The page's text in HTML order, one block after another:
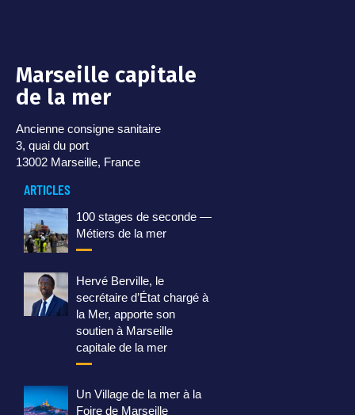
Marseille capitale
de la mer
Ancienne consigne sanitaire
3, quai du port
13002 Marseille, France
ARTICLES
100 stages de seconde —
Métiers de la mer
Hervé Berville, le
secrétaire d’État chargé à
la Mer, apporte son
soutien à Marseille
capitale de la mer
Un Village de la mer à la
Foire de Marseille